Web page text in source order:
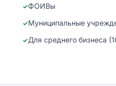
ФОИВы
Муниципальные
Для среднего бизнеса